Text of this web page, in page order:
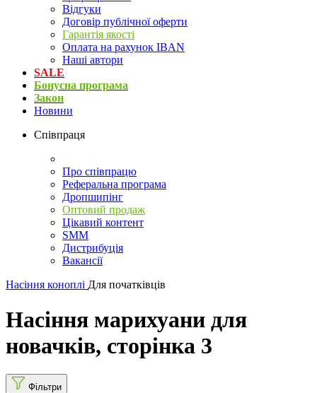
Відгуки
Договір публічної оферти
Гарантія якості
Оплата на рахунок IBAN
Наші автори
SALE
Бонусна програма
Закон
Новини
Співпраця
Про співпрацю
Реферальна програма
Дропшипінг
Оптовий продаж
Цікавий контент
SMM
Дистрибуція
Вакансії
Насіння коноплі Для початківців
Насіння марихуани для
новачків, сторінка 3
Фільтри